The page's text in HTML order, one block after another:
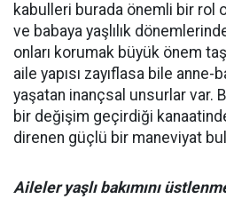
kabulleri burada önemli bir rol
ve babaya yaşlılık
onları korumak büyük önem
aile yapısı zayıflasa bile anne-
yaşatan inançsal unsurlar var.
bir değişim geçirdiği
direnen güçlü bir maneviyat
Aileler yaşlı bakımını